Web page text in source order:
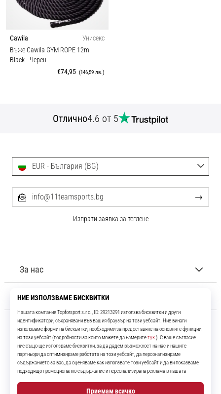
Cawila
Унисекс
Въже Cawila GYM ROPE 12m
Black- Черен
€74,95 (146,59 лв.)
Отлично4.6 от 5
11teamsports.bg
Повече от 16 години ние сме ваши съотборници, представяйки ви
най-добрите и най-новите футболни продукти.
InstagramYouTube
За нас
Обслужване на клиенти
EUR - България (BG)
info@11teamsports.bg
Изпрати заявка за теглене